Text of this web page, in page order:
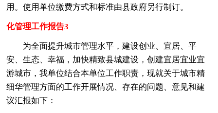
用。使用单位缴费方式和标准由县政府另行制订。
化管理工作报告3
为全面提升城市管理水平，建设创业、宜居、平
安、生态、幸福，加快精致县城建设，创建宜居宜业宜
游城市，我单位结合本单位工作职责，现就关于城市精
细华管理方面的工作开展情况、存在的问题、意见和建
议汇报如下：